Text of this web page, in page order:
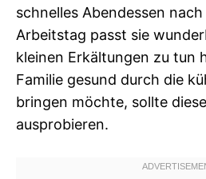
schnelles Abendessen
Arbeitstag passt sie
kleinen Erkältungen zu tun
Familie gesund durch die
bringen möchte, sollte
ausprobieren.